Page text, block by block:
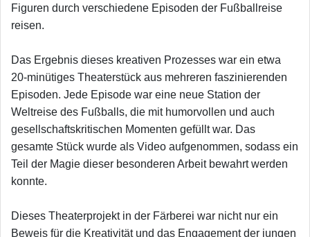
Figuren durch verschiedene Episoden der Fußballreise
reisen.
Das Ergebnis dieses kreativen Prozesses war ein etwa
20-minütiges Theaterstück aus mehreren faszinierenden
Episoden. Jede Episode war eine neue Station der
Weltreise des Fußballs, die mit humorvollen und auch
gesellschaftskritischen Momenten gefüllt war. Das
gesamte Stück wurde als Video aufgenommen, sodass ein
Teil der Magie dieser besonderen Arbeit bewahrt werden
konnte.
Dieses Theaterprojekt in der Färberei war nicht nur ein
Beweis für die Kreativität und das Engagement der jungen